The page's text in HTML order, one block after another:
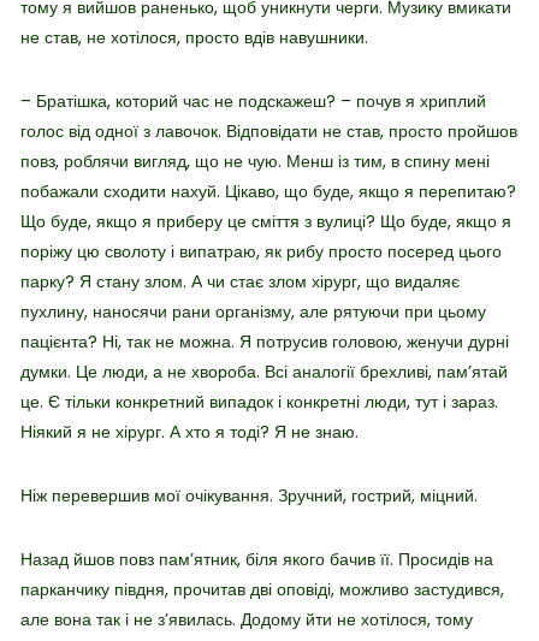
тому я вийшов раненько, щоб уникнути черги. Музику вмикати
не став, не хотілося, просто вдів навушники.
– Братішка, которий час не подскажеш? – почув я хриплий
голос від одної з лавочок. Відповідати не став, просто пройшов
повз, роблячи вигляд, що не чую. Менш із тим, в спину мені
побажали сходити нахуй. Цікаво, що буде, якщо я перепитаю?
Що буде, якщо я приберу це сміття з вулиці? Що буде, якщо я
поріжу цю сволоту і випатраю, як рибу просто посеред цього
парку? Я стану злом. А чи стає злом хірург, що видаляє
пухлину, наносячи рани організму, але рятуючи при цьому
пацієнта? Ні, так не можна. Я потрусив головою, женучи дурні
думки. Це люди, а не хвороба. Всі аналогії брехливі, пам’ятай
це. Є тільки конкретний випадок і конкретні люди, тут і зараз.
Ніякий я не хірург. А хто я тоді? Я не знаю.
Ніж перевершив мої очікування. Зручний, гострий, міцний.
Назад йшов повз пам’ятник, біля якого бачив її. Просидів на
парканчику півдня, прочитав дві оповіді, можливо застудився,
але вона так і не з’явилась. Додому йти не хотілося, тому